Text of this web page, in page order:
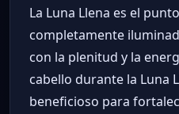
La Luna Llena es el
completamente
con la plenitud y la
cabello durante la Luna
beneficioso para